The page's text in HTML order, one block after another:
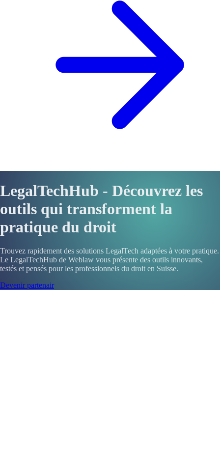
LegalTechHub - Découvrez les
outils qui transforment la
pratique du droit
Trouvez rapidement des solutions LegalTech adaptées à votre pratique.
Le LegalTechHub de Weblaw vous présente des outils innovants,
testés et pensés pour les professionnels du droit en Suisse.
Devenir partenair